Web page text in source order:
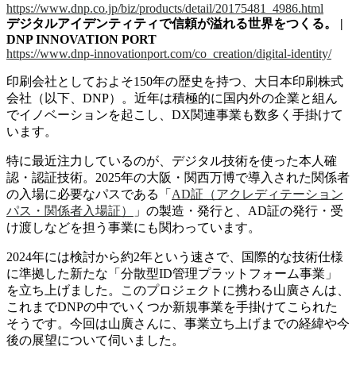
https://www.dnp.co.jp/biz/products/detail/20175481_4986.html
デジタルアイデンティティで信頼が溢れる世界をつくる。 |
DNP INNOVATION PORT
https://www.dnp-innovationport.com/co_creation/digital-identity/
印刷会社としておよそ150年の歴史を持つ、大日本印刷株式
会社（以下、DNP）。近年は積極的に国内外の企業と組ん
でイノベーションを起こし、DX関連事業も数多く手掛けて
います。
特に最近注力しているのが、デジタル技術を使った本人確
認・認証技術。2025年の大阪・関西万博で導入された関係者
の入場に必要なパスである「 AD証（アクレディテーション
パス・関係者入場証）
」の製造・発行と、AD証の発行・受
け渡しなどを担う事業にも関わっています。
2024年には検討から約2年という速さで、国際的な技術仕様
に準拠した新たな「分散型ID管理プラットフォーム事業」
を立ち上げました。このプロジェクトに携わる山廣さんは、
これまでDNPの中でいくつか新規事業を手掛けてこられた
そうです。今回は山廣さんに、事業立ち上げまでの経緯や今
後の展望について伺いました。